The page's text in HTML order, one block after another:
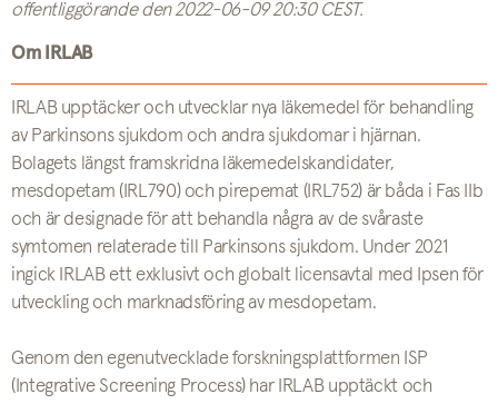
offentliggörande den 2022-06-09 20:30 CEST.
Om IRLAB
IRLAB upptäcker och utvecklar nya läkemedel för behandling
av Parkinsons sjukdom och andra sjukdomar i hjärnan.
Bolagets längst framskridna läkemedelskandidater,
mesdopetam (IRL790) och pirepemat (IRL752) är båda i Fas IIb
och är designade för att behandla några av de svåraste
symtomen relaterade till Parkinsons sjukdom. Under 2021
ingick IRLAB ett exklusivt och globalt licensavtal med Ipsen för
utveckling och marknadsföring av mesdopetam.
Genom den egenutvecklade forskningsplattformen ISP
(Integrative Screening Process) har IRLAB upptäckt och